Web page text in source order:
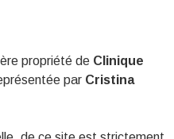
propriété de Clinique
par Cristina